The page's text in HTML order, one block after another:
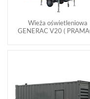
Wieża oświetleniowa
GENERAC V20 (